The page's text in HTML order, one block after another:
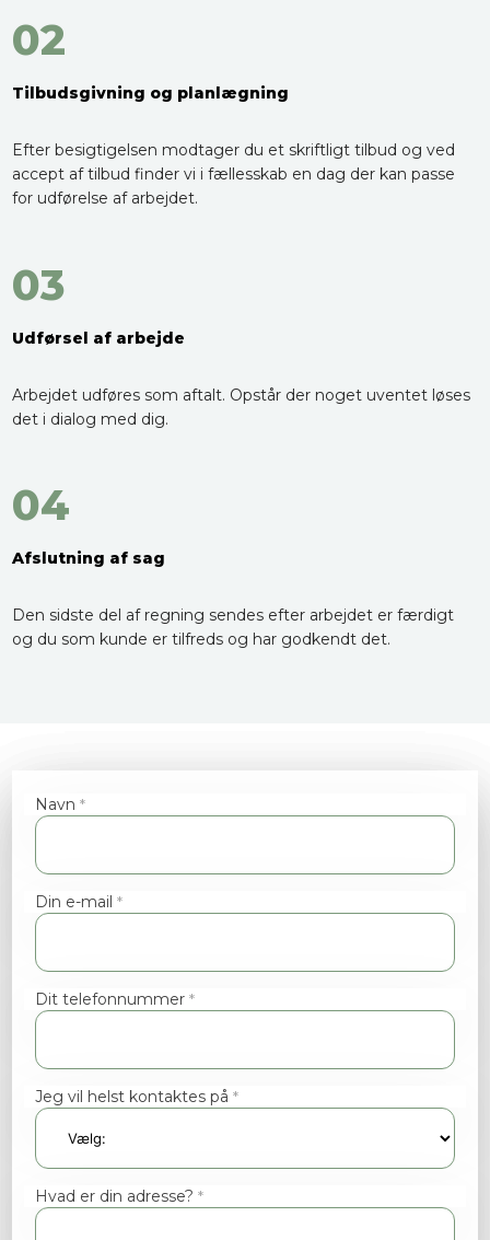
02
Tilbudsgivning og planlægning
Efter besigtigelsen modtager du et skriftligt tilbud og ved
accept af tilbud finder vi i fællesskab en dag der kan passe
for udførelse af arbejdet.
03
Udførsel af arbejde
Arbejdet udføres som aftalt. Opstår der noget uventet løses
det i dialog med dig.
04
Afslutning af sag
Den sidste del af regning sendes efter arbejdet er færdigt
og du som kunde er tilfreds og har godkendt det.
Navn*
Din e-mail*
Dit telefonnummer*
Jeg vil helst kontaktes på*
Hvad er din adresse?*